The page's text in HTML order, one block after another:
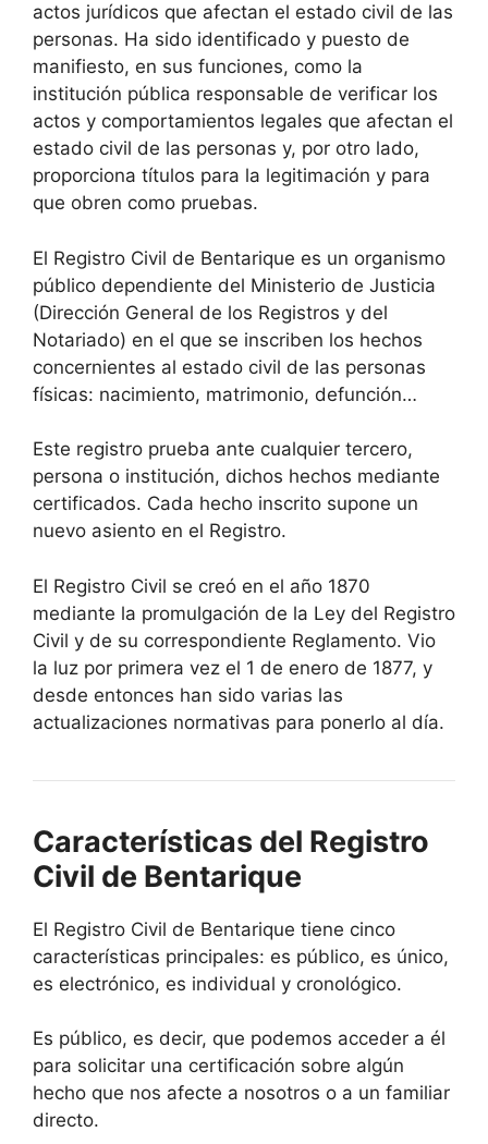
actos jurídicos que afectan el estado civil de las
personas. Ha sido identificado y puesto de
manifiesto, en sus funciones, como la
institución pública responsable de verificar los
actos y comportamientos legales que afectan el
estado civil de las personas y, por otro lado,
proporciona títulos para la legitimación y para
que obren como pruebas.
El Registro Civil de Bentarique es un organismo
público dependiente del Ministerio de Justicia
(Dirección General de los Registros y del
Notariado) en el que se inscriben los hechos
concernientes al estado civil de las personas
físicas: nacimiento, matrimonio, defunción…
Este registro prueba ante cualquier tercero,
persona o institución, dichos hechos mediante
certificados. Cada hecho inscrito supone un
nuevo asiento en el Registro.
El Registro Civil se creó en el año 1870
mediante la promulgación de la Ley del Registro
Civil y de su correspondiente Reglamento. Vio
la luz por primera vez el 1 de enero de 1877, y
desde entonces han sido varias las
actualizaciones normativas para ponerlo al día.
Características del Registro
Civil de Bentarique
El Registro Civil de Bentarique tiene cinco
características principales: es público, es único,
es electrónico, es individual y cronológico.
Es público, es decir, que podemos acceder a él
para solicitar una certificación sobre algún
hecho que nos afecte a nosotros o a un familiar
directo.